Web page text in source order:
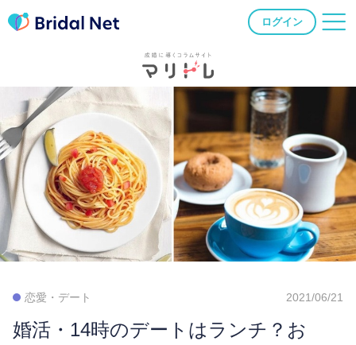
ログイン
恋愛・デート 2021/06/21
婚活・14時のデートはランチ？お